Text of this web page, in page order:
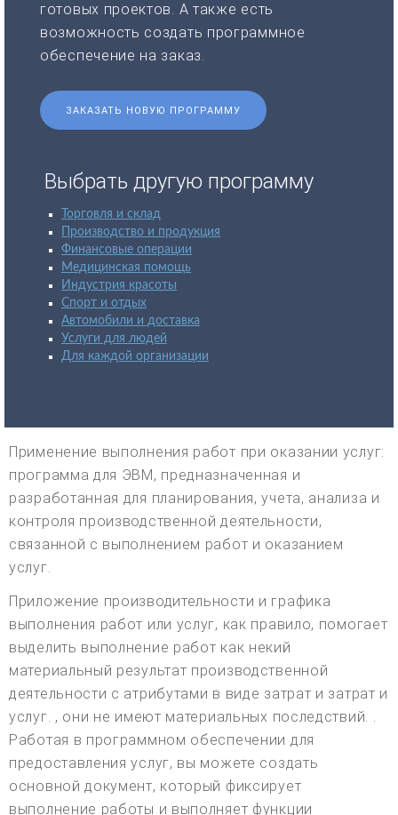
готовых проектов. А также есть
возможность создать программное
обеспечение на заказ.
ЗАКАЗАТЬ НОВУЮ ПРОГРАММУ
Выбрать другую программу
Торговля и склад
Производство и продукция
Финансовые операции
Медицинская помощь
Индустрия красоты
Спорт и отдых
Автомобили и доставка
Услуги для людей
Для каждой организации
Применение выполнения работ при оказании услуг:
программа для ЭВМ, предназначенная и
разработанная для планирования, учета, анализа и
контроля производственной деятельности,
связанной с выполнением работ и оказанием
услуг.
Приложение производительности и графика
выполнения работ или услуг, как правило, помогает
выделить выполнение работ как некий
материальный результат производственной
деятельности с атрибутами в виде затрат и затрат и
услуг. , они не имеют материальных последствий. .
Работая в программном обеспечении для
предоставления услуг, вы можете создать
основной документ, который фиксирует
выполнение работы и выполняет функции